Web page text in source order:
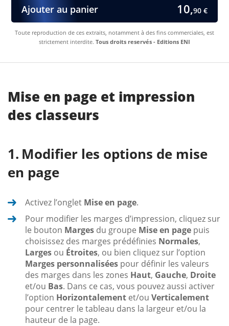
Ajouter au panier 10,90 €
Toute reproduction de ces extraits, notamment à des fins commerciales, est
strictement interdite. Tous droits reservés - Editions ENI
Mise en page et impression
des classeurs
Modifier les options de mise
en page
Activez l’onglet Mise en page.
Pour modifier les marges d’impression, cliquez sur
le bouton Marges du groupe Mise en page puis
choisissez des marges prédéfinies Normales,
Larges ou Étroites, ou bien cliquez sur l’option
Marges personnalisées pour définir les valeurs
des marges dans les zones Haut, Gauche, Droite
et/ou Bas. Dans ce cas, vous pouvez aussi activer
l’option Horizontalement et/ou Verticalement
pour centrer le tableau dans la largeur et/ou la
hauteur de la page.